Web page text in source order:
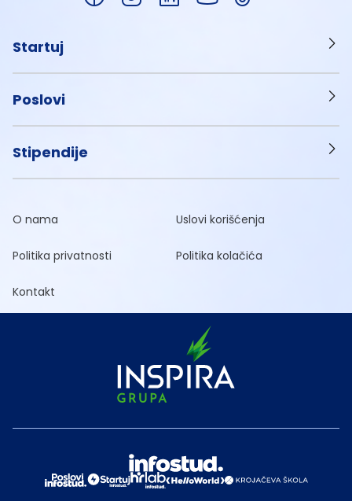
Startuj
Poslovi
Stipendije
O nama Uslovi korišćenja
Politika privatnosti Politika kolačića
Kontakt